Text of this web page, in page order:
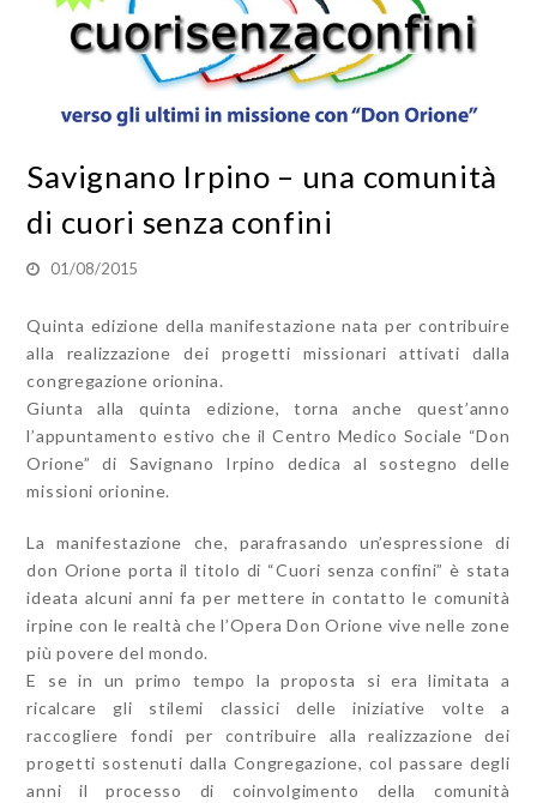
Savignano Irpino – una comunità
di cuori senza confini
01/08/2015
Quinta edizione della manifestazione nata per contribuire
alla realizzazione dei progetti missionari attivati dalla
congregazione orionina.
Giunta alla quinta edizione, torna anche quest’anno
l’appuntamento estivo che il Centro Medico Sociale “Don
Orione” di Savignano Irpino dedica al sostegno delle
missioni orionine.
La manifestazione che, parafrasando un’espressione di
don Orione porta il titolo di “Cuori senza confini” è stata
ideata alcuni anni fa per mettere in contatto le comunità
irpine con le realtà che l’Opera Don Orione vive nelle zone
più povere del mondo.
E se in un primo tempo la proposta si era limitata a
ricalcare gli stilemi classici delle iniziative volte a
raccogliere fondi per contribuire alla realizzazione dei
progetti sostenuti dalla Congregazione, col passare degli
anni il processo di coinvolgimento della comunità